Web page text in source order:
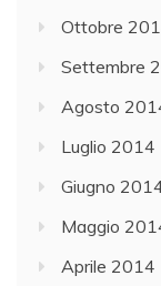
Ottobre
Settembre
Agosto
Luglio 2014
Giugno
Maggio
Aprile 2014